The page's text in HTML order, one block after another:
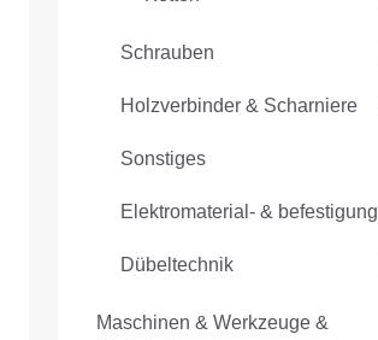
Schrauben
Holzverbinder & Scharniere
Sonstiges
Elektromaterial- & befestigung
Dübeltechnik
Maschinen & Werkzeuge &